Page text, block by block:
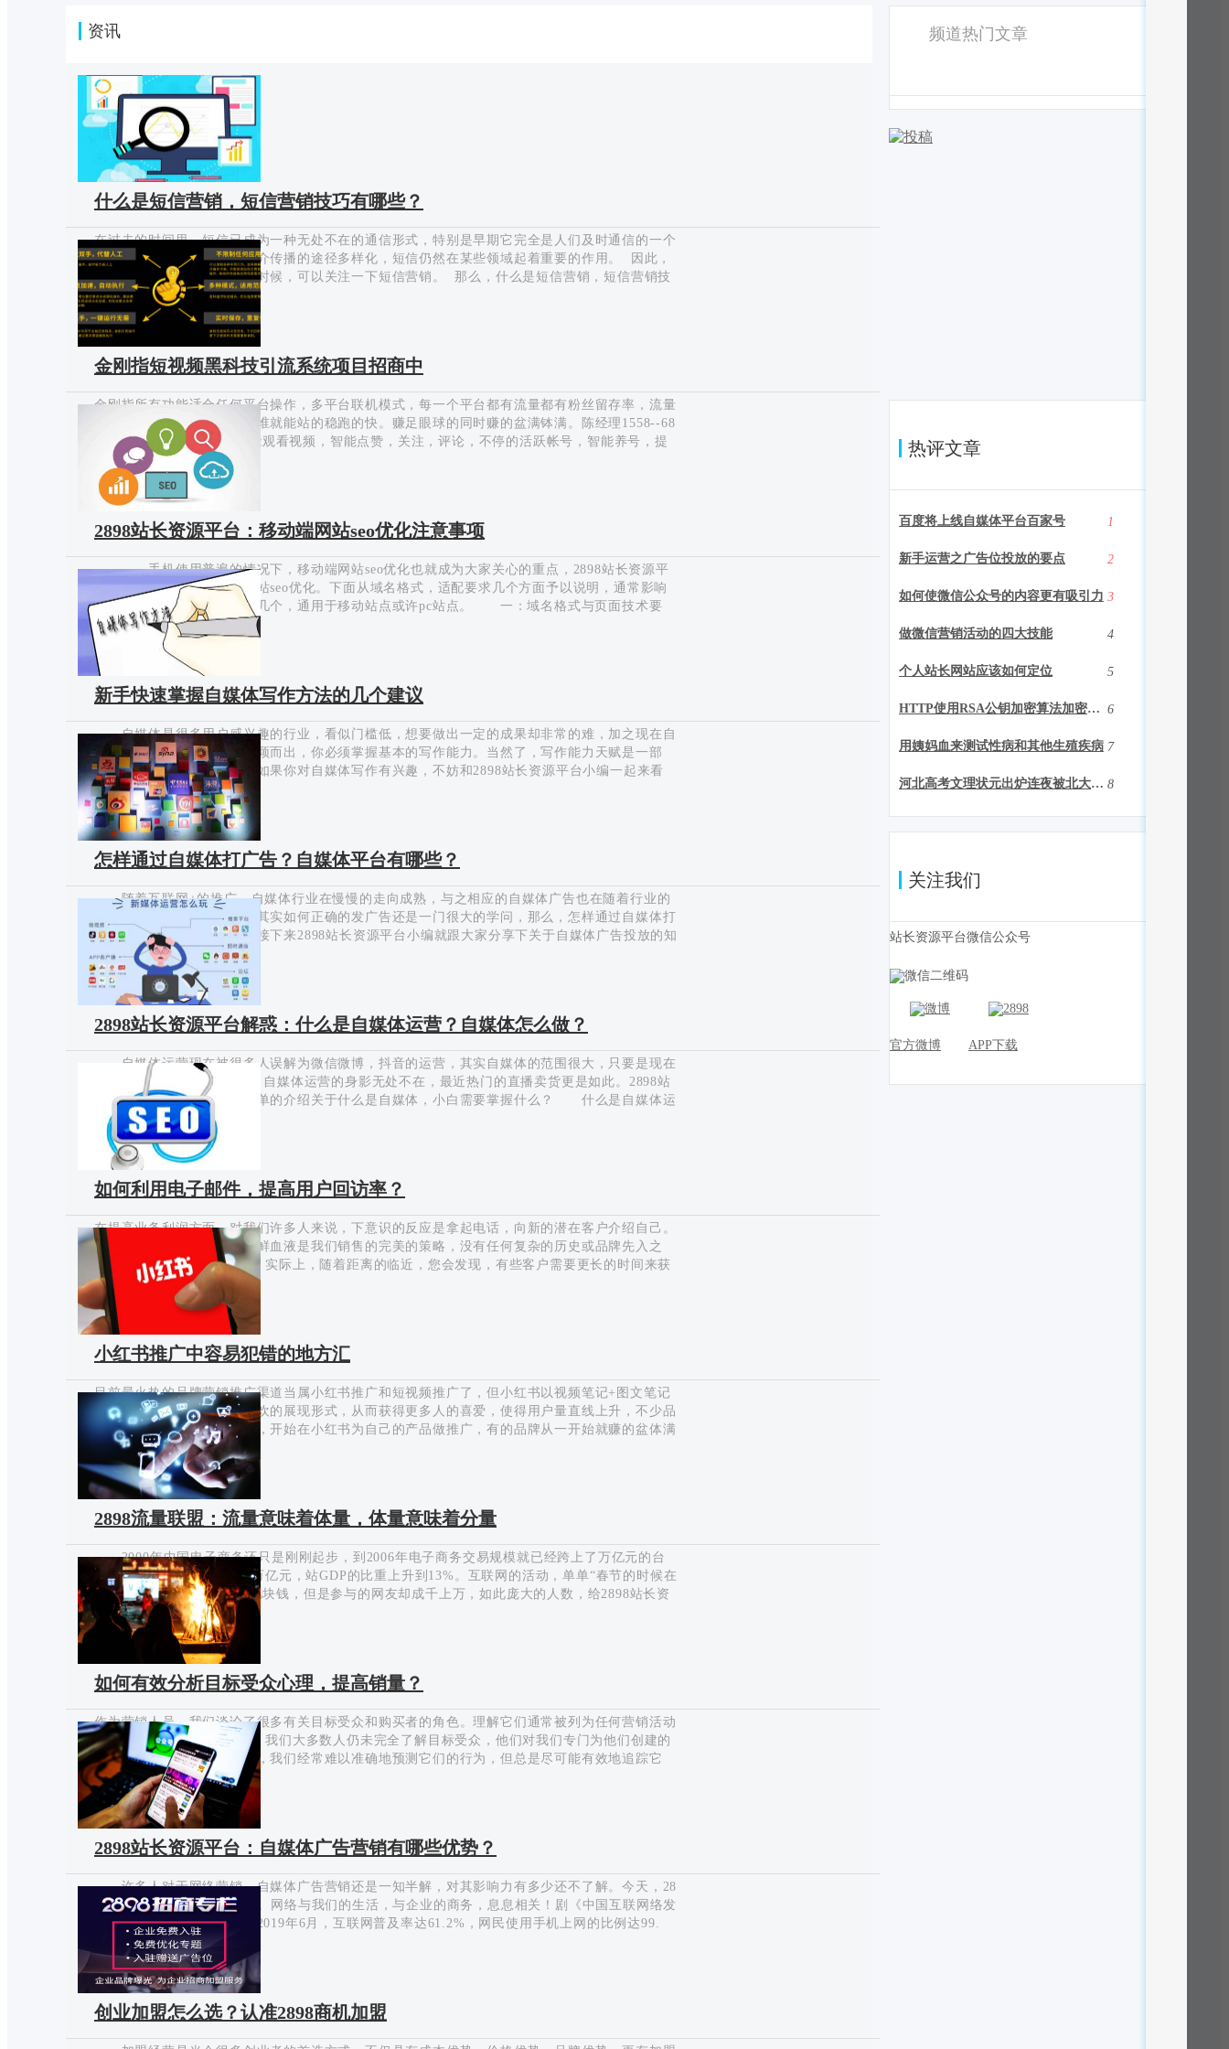
资讯
什么是短信营销，短信营销技巧有哪些？
在过去的时间里，短信已成为一种无处不在的通信形式，特别是早期它完全是人们及时通信的一个
重要媒介，虽然随着信息媒介传播的途径多样化，短信仍然在某些领域起着重要的作用。 因此，
作为一个企业主，我们有的时候，可以关注一下短信营销。 那么，什么是短信营销，短信营销技
巧有哪些？ 根据以往做网络营销策划师的经验，我们将通过如下内容阐述： 1、短信营销的媒
介 ①客户服务 在日常应用的场景中，我们最为常见的一个现象就是短信通知，比如：银行卡的
余额提醒，手机费用的缴费与欠费等相关性的情况。 ②预约提醒 预约提醒是短信营销被经常使
用的一个环节，比如：你需要进…
2021-06-07
金刚指短视频黑科技引流系统项目招商中
金刚指所有功能适合任何平台操作，多平台联机模式，每一个平台都有流量都有粉丝留存率，流量
为王的时代，谁拥有了流量谁就能站的稳跑的快。赚足眼球的同时赚的盆满钵满。陈经理1558--68
28--203金刚指软件可以智能观看视频，智能点赞，关注，评论，不停的活跃帐号，智能养号，提
高帐号权重，软件可以智能识别活跃帐号，给活跃用户进行智能的点赞，关注，评论，从而来推广
我们的作品，同时这些用户看到我们作品会对我们进行一个回关回赞回评，这个过程是一个推广养
号的过程，同时也是一个涨粉的过程。联机模式主要是打造直播间人气：1疯狂滚屏 2实时互动 3
更新 规则变换;让…
2021-04-30
2898站长资源平台：移动端网站seo优化注意事项
手机使用普遍的情况下，移动端网站seo优化也就成为大家关心的重点，2898站长资源平
台今天叫你怎么做移动端网站seo优化。下面从域名格式，适配要求几个方面予以说明，通常影响
关键词排名的核心因素只需几个，通用于移动站点或许pc站点。 一：域名格式与页面技术要
求。 首要是排名规则，在移动端展示中，查找引擎提倡移动资源，排挤PC页面，所以相同情
况下，移动端站点排名会更靠前。制作格式，URL建议运用：建议用m.x.com这样的子域名格式，
而不是运用目录形式的站点。其次请运用：H5进行建站。 二：移动端seo适配设置。 尽量
坚持PC端与移动端数据同步，做到一一对应，移动查找会将PC查找成果适配至移动查找上。也无
需忧虑因为内容的重复，查找引擎是否会给予降权，对于移动端页面，spider会以为只是PC端的一
2020-10-23
新手快速掌握自媒体写作方法的几个建议
自媒体是很多用户感兴趣的行业，看似门槛低，想要做出一定的成果却非常的难，加之现在自
媒体饱和度比较高，想要脱颖而出，你必须掌握基本的写作能力。当然了，写作能力天赋是一部
分，更多的是后天的培养，如果你对自媒体写作有兴趣，不妨和2898站长资源平台小编一起来看
看，新手快速掌握自媒体写作方法的几个建议。 首先，也算是老生常谈了，一个优秀有吸引力
的标题可以决定用户是否打开文章，太死板的标题没有吸引力，但是过度的标题感让人反感，如何
写出优秀的标题？2898站长资源平台小编暂时不展开，今天重点在于自媒体的写作方法，掌握以下
几种常见模式，可以让你的文章更上一层楼。 1.事件解读法 对某个事件或热点解读，先对
事件进行陈诉，将原本的事实经过阐述后，加上自己对事件的看法，最后结尾提升总结自己的观
2020-03-17
怎样通过自媒体打广告？自媒体平台有哪些？
随着互联网+的推广，自媒体行业在慢慢的走向成熟，与之相应的自媒体广告也在随着行业的
发展而不断地进步和完善。其实如何正确的发广告还是一门很大的学问，那么，怎样通过自媒体打
广告？自媒体平台有哪些？接下来2898站长资源平台小编就跟大家分享下关于自媒体广告投放的知
识点，一起来看看吧！ 1.要有看点 不管是萌新还是老练，不管是幽默还是刻板，甚至是犀
利的言辞或者是辣眼睛的种种，必须要有自己的风格的所在，甚至是“长得好看”也可以，反之就
是“要有卖点”。 2.文章内容 文章最好以原创为主，当然如果能力暂时有限，也可以伪原
创。但是伪原创不代表抄袭，是在原有文案的基础上进行创作。每个平台的审核力度不同，不同程
度的伪原创可能会影响各个平台发文的成功率。 3.形式选择 自媒体广告的投放形式，最常
2020-03-12
2898站长资源平台解惑：什么是自媒体运营？自媒体怎么做？
自媒体运营现在被很多人误解为微信微博，抖音的运营，其实自媒体的范围很大，只要是现在
主流app，或者是社交网站，自媒体运营的身影无处不在，最近热门的直播卖货更是如此。2898站
长资源平台今天就为大家简单的介绍关于什么是自媒体，小白需要掌握什么？ 什么是自媒体运
营？自媒体运营主要分三类：个人自媒体、企业自媒体和政府自媒体。 对于自媒体运营来说，
最基础要做到以下三点： ① 账号设置 账号设置，账号即形象，相当门店。 ② 图文内容
内容或服务，相当于门店售卖的产品。 ③ 图文排版 一篇好的图文排版恰恰能够最视觉化体
现企业运营的专业，用心，增强信任。 想要更长久的发展，粉丝不流失，觉得微信公众号有价
值，你就需要更多的技能。 一、会写 结合公司产品的特点和时下热点等，…
2020-03-10
如何利用电子邮件，提高用户回访率？
在提高业务利润方面，对我们许多人来说，下意识的反应是拿起电话，向新的潜在客户介绍自己。
我们自然的假设是，这种新鲜血液是我们销售的完美的策略，没有任何复杂的历史或品牌先入之
见。 但是，在现实生活中，实际上，随着距离的临近，您会发现，有些客户需要更长的时间来获
得维护，成本也要高得多，因此，我们总是会试图找寻一些相对性价比比较合理的沟通方式，提高
用户的回访率，而电子邮件就是一个不错的选择。 如何利用电子邮件，提高用户回访率？ 根据
以往edm营销的经验，我们将通过如下内容阐述： 1、邮件推送 对于任何一个网站而言，我们都
会基于网站的流量，获得第一波用户，而这些用户我们往往会称之为种子用户，而在这个过程中，
我们最先考量的就是，当对方提交注册，或者成为VIP用户之…
2020-02-25
小红书推广中容易犯错的地方汇
目前最火热的品牌营销推广渠道当属小红书推广和短视频推广了，但小红书以视频笔记+图文笔记
的方式让用户自主选择他喜欢的展现形式，从而获得更多人的喜爱，使得用户量直线上升，不少品
牌大大正是看中了这一商机，开始在小红书为自己的产品做推广，有的品牌从一开始就赚的盆体满
钵，但是有些品牌主做小红书推广花了那么多人力物力依然没有见到效果？这是什么原因导致的
呢?接下来网赚教学小编和大家分享小红书营销推广指南，教大家在小红书推广如何避坑？1. 不做
任何分析在不做任何分析的情况下，盲目找小红书网红KOL发笔记，时间上没有策略，网红发笔记
频率和数量也没有策略。2. 内容没有规划发出的小红书笔记关键词铺垫不够，内容没绕同步围绕一
个关键词来写，忽略了小红书的内容推荐机制。3. 单渠道推广力度不够小红书推广之前商家也要现
2020-02-14
2898流量联盟：流量意味着体量，体量意味着分量
2000年中国电子商务还只是刚刚起步，到2006年电子商务交易规模就已经跨上了万亿元的台
阶，2011年交易规模接近6万亿元，站GDP的比重上升到13%。互联网的活动，单单“春节的时候在
网上抢红包”虽然只抢到了几块钱，但是参与的网友却成千上万，如此庞大的人数，给2898站长资
源平台小编一个很大的感悟：互联网只有有了参与感，就可以迅速积累大量粉丝。只要通过不断整
合粉丝资源和客户资源，便可在此寻找更多的商机。 最近几年电商在席卷而来与众多传统行业
进行合作，正呈现出如火如荼的势态，而对于互联网时代的传统行业营销模式，2898站长资源平台
小编有这自己独特的思考。 第一、用户的思考，或者说用户思维。在线下以用户为中心，做产
品、做开发、做项目，这是老生常谈的一个事情，那么在互联网上怎么样以客户为中心？互联网颠
2019-12-24
如何有效分析目标受众心理，提高销量？
作为营销人员，我们谈论了很多有关目标受众和购买者的角色。理解它们通常被列为任何营销活动
的最基本任务之一。 但是，我们大多数人仍未完全了解目标受众，他们对我们专门为他们创建的
内容的回应让我们感到惊讶，我们经常难以准确地预测它们的行为，但总是尽可能有效地追踪它
们。 那么，如何有效分析目标受众心理，提高销量？ 根据以往站长资讯的经验，我们将通过如
下内容去盘点常见的6中目标受众类型，比如： 1、购买列表 这种类型的在线买家将停留在买家
旅程的早期阶段，而无需完成销售。由于与在线电子商务网站有关，他们将在未完成购买的情况下
将商品放入购物车。 这种行为的心理基础是，这种性格类型已经对他们表示感兴趣（或放入购物
车中的物品）感到某种主人翁感。当您发现买家不断…
2019-12-03
2898站长资源平台：自媒体广告营销有哪些优势？
许多人对于网络营销，自媒体广告营销还是一知半解，对其影响力有多少还不了解。今天，28
98小编就给大家好好分析下。网络与我们的生活，与企业的商务，息息相关！剧《中国互联网络发
展状况统计报告》显示截至2019年6月，互联网普及率达61.2%，网民使用手机上网的比例达99.
1%。而且未来网络会更加普及！必然会向着家家上网，人人上网的趋势发展。（无论是PC还是手
机上网）因此，上网、在网上找信息，已经成为我们的生活习惯……为什么需要做自媒体广告营
销？自媒体广告营销有哪些优势？ 1、成本低 相对于传统广告，如电视、广播、报纸杂志
以及户外广告。自媒体广告网络营销成本低，而且非常适合中小型企业，比较大众化。电视广告，
动辄几千万、上亿的广告费用，只有巨头和品牌企业才做得起电视广告。广播，也需要几十万、上
2019-11-14
创业加盟怎么选？认准2898商机加盟
频道热门文章
热评文章
1
百度将上线自媒体平台百家号
2
新手运营之广告位投放的要点
3
如何使微信公众号的内容更有吸引力
4
做微信营销活动的四大技能
5
个人站长网站应该如何定位
6
HTTP使用RSA公钥加密算法加密明文
7
用姨妈血来测试性病和其他生殖疾病
8
河北高考文理状元出炉连夜被北大清华接走
关注我们
站长资源平台微信公众号
官方微博 APP下载